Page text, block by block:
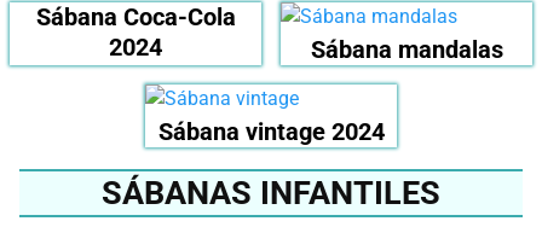
Sábana Coca-Cola
2024
Sábana mandalas
Sábana vintage 2024
SÁBANAS INFANTILES